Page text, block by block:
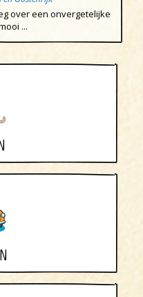
over een onvergetelijke
...